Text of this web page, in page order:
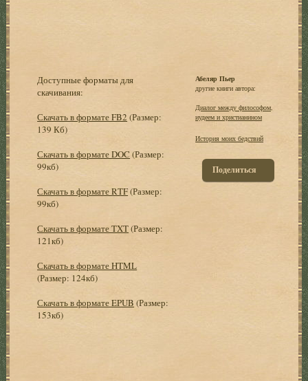
Доступные форматы для
скачивания:
Скачать в формате FB2 (Размер:
139 Кб)
Скачать в формате DOC (Размер:
99кб)
Скачать в формате RTF(Размер:
99кб)
Скачать в формате TXT(Размер:
121кб)
Скачать в формате HTML
(Размер: 124кб)
Скачать в формате EPUB (Размер:
153кб)
Абеляр Пьер
другие книги автора:
Диалог между философом,
иудеем и христианином
История моих бедствий
Поделиться